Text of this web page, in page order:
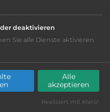
ruhig
deaktivieren
Sie alle Dienste aktivieren
Alle
akzeptieren
Realisiert mit Klaro!